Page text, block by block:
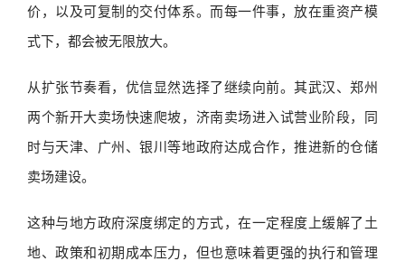
价，以及可复制的交付体系。而每一件事，放在重资产模
式下，都会被无限放大。
从扩张节奏看，优信显然选择了继续向前。其武汉、郑州
两个新开大卖场快速爬坡，济南卖场进入试营业阶段，同
时与天津、广州、银川等地政府达成合作，推进新的仓储
卖场建设。
这种与地方政府深度绑定的方式，在一定程度上缓解了土
地、政策和初期成本压力，但也意味着更强的执行和管理